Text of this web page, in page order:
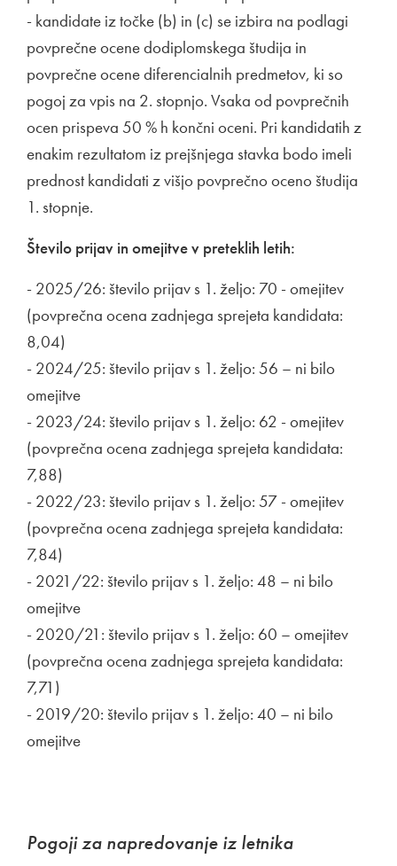
- kandidate iz točke (b) in (c) se izbira na podlagi
povprečne ocene dodiplomskega študija in
povprečne ocene diferencialnih predmetov, ki so
pogoj za vpis na 2. stopnjo. Vsaka od povprečnih
ocen prispeva 50 % h končni oceni. Pri kandidatih z
enakim rezultatom iz prejšnjega stavka bodo imeli
prednost kandidati z višjo povprečno oceno študija
1. stopnje.
Število prijav in omejitve v preteklih letih:
- 2025/26: število prijav s 1. željo: 70 - omejitev
(povprečna ocena zadnjega sprejeta kandidata:
8,04)
- 2024/25: število prijav s 1. željo: 56 – ni bilo
omejitve
- 2023/24: število prijav s 1. željo: 62 - omejitev
(povprečna ocena zadnjega sprejeta kandidata:
7,88)
- 2022/23: število prijav s 1. željo: 57 - omejitev
(povprečna ocena zadnjega sprejeta kandidata:
7,84)
- 2021/22: število prijav s 1. željo: 48 – ni bilo
omejitve
- 2020/21: število prijav s 1. željo: 60 – omejitev
(povprečna ocena zadnjega sprejeta kandidata:
7,71)
- 2019/20: število prijav s 1. željo: 40 – ni bilo
omejitve
Pogoji za napredovanje iz letnika